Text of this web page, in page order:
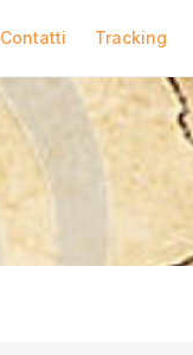
Contatti Tracking